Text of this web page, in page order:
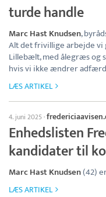
turde handle
Marc Hast Knudsen,
Alt det frivillige arbejde
Lillebælt, med ålegræs og
hvis vi ikke ændrer
LÆS ARTIKEL
4. juni 2025·
Enhedslisten
kandidater til
Marc Hast Knudsen(42)
LÆS ARTIKEL